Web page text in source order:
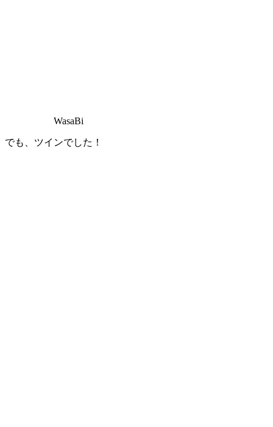
WasaBi
でも、ツインでした！